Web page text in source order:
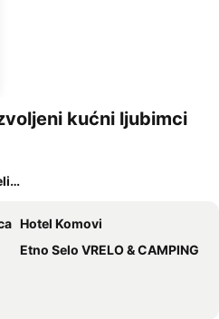
kućni ljubimci
Hotel Komovi
Etno Selo VRELO & CAMPING